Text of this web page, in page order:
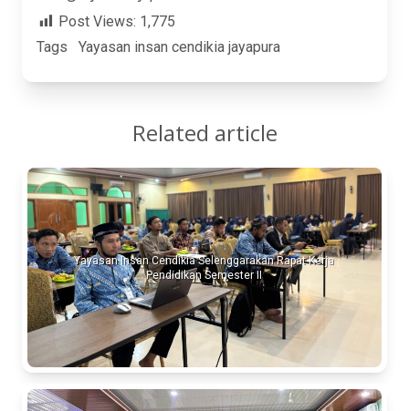
Post Views: 1,775
Tags
Yayasan insan cendikia jayapura
Related article
Yayasan Insan Cendikia Selenggarakan Rapat Kerja
Pendidikan Semester II